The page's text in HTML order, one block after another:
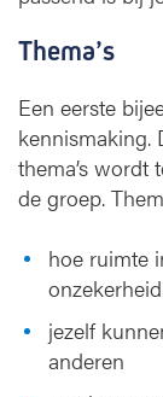
Thema’s
Een eerste
kennismaking.
thema’s wordt
de groep.
hoe ruimte
jezelf
anderen